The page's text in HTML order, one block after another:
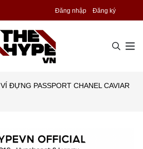
Đăng nhập Đăng ký
VÍ ĐỰNG PASSPORT CHANEL CAVIAR